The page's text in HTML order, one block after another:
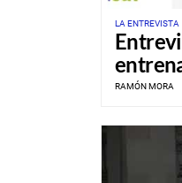
LA ENTREVISTA
RAMÓN MORA